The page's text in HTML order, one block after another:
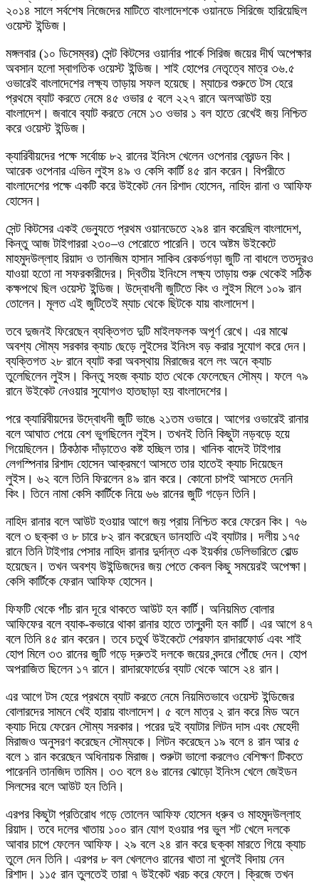
২০১৪ সালে সর্বশেষ নিজেদের মাটিতে বাংলাদেশকে ওয়ানডে সিরিজে হারিয়েছিল
ওয়েস্ট ইন্ডিজ।
মঙ্গলবার (১০ ডিসেম্বর) সেন্ট কিটসের ওয়ার্নার পার্কে সিরিজ জয়ের দীর্ঘ অপেক্ষার
অবসান হলো স্বাগতিক ওয়েস্ট ইন্ডিজ। শাই হোপের নেতৃত্বে মাত্র ৩৬.৫
ওভারেই বাংলাদেশের লক্ষ্য তাড়ায় সফল হয়েছে। ম্যাচের শুরুতে টস হেরে
প্রথমে ব্যাট করতে নেমে ৪৫ ওভার ৫ বলে ২২৭ রানে অলআউট হয়
বাংলাদেশ। জবাবে ব্যাট করতে নেমে ১৩ ওভার ১ বল হাতে রেখেই জয় নিশ্চিত
করে ওয়েস্ট ইন্ডিজ।
ক্যারিবীয়দের পক্ষে সর্বোচ্চ ৮২ রানের ইনিংস খেলেন ওপেনার ব্রেন্ডন কিং।
আরেক ওপেনার এভিন লুইস ৪৯ ও কেসি কার্টি ৪৫ রান করেন। বিপরীতে
বাংলাদেশের পক্ষে একটি করে উইকেট নেন রিশাদ হোসেন, নাহিদ রানা ও আফিফ
হোসেন।
সেন্ট কিটসের একই ভেন্যুতে প্রথম ওয়ানডেতে ২৯৪ রান করেছিল বাংলাদেশ,
কিন্তু আজ টাইগাররা ২৩০–ও পেরোতে পারেনি। তবে অষ্টম উইকেটে
মাহমুদউল্লাহ রিয়াদ ও তানজিম হাসান সাকিব রেকর্ডগড়া জুটি না বাধলে ততদূরও
যাওয়া হতো না সফরকারীদের। দ্বিতীয় ইনিংসে লক্ষ্য তাড়ায় শুরু থেকেই সঠিক
কক্ষপথে ছিল ওয়েস্ট ইন্ডিজ। উদ্বোধনী জুটিতে কিং ও লুইস মিলে ১০৯ রান
তোলেন। মূলত এই জুটিতেই ম্যাচ থেকে ছিটকে যায় বাংলাদেশ।
তবে দুজনই ফিরেছেন ব্যক্তিগত দুটি মাইলফলক অপূর্ণ রেখে। এর মাঝে
অবশ্য সৌম্য সরকার ক্যাচ ছেড়ে লুইসের ইনিংস বড় করার সুযোগ করে দেন।
ব্যক্তিগত ২৮ রানে ব্যাট করা অবস্থায় মিরাজের বলে লং অনে ক্যাচ
তুলেছিলেন লুইস। কিন্তু সহজ ক্যাচ হাত থেকে ফেলেছেন সৌম্য। ফলে ৭৯
রানে উইকেট নেওয়ার সুযোগও হাতছাড়া হয় বাংলাদেশের।
পরে ক্যারিবীয়দের উদ্বোধনী জুটি ভাঙে ২১তম ওভারে। আগের ওভারেই রানার
বলে আঘাত পেয়ে বেশ ভুগছিলেন লুইস। তখনই তিনি কিছুটা নড়বড়ে হয়ে
গিয়েছিলেন। ঠিকঠাক দাঁড়াতেও কষ্ট হচ্ছিল তার। খানিক বাদেই টাইগার
লেগস্পিনার রিশাদ হোসেন আক্রমণে আসতে তার হাতেই ক্যাচ দিয়েছেন
লুইস। ৬২ বলে তিনি ফিরলেন ৪৯ রান করে। কোনো চাপই আসতে দেননি
কিং। তিনে নামা কেসি কার্টিকে নিয়ে ৬৬ রানের জুটি গড়েন তিনি।
নাহিদ রানার বলে আউট হওয়ার আগে জয় প্রায় নিশ্চিত করে ফেরেন কিং। ৭৬
বলে ৩ ছক্কা ও ৮ চারে ৮২ রান করেছেন ডানহাতি এই ব্যাটার। দলীয় ১৭৫
রানে তিনি টাইগার পেসার নাহিদ রানার দুর্দান্ত এক ইয়র্কার ডেলিভারিতে বোল্ড
হয়েছেন। তখন অবশ্য উইন্ডিজদের জয় পেতে কেবল কিছু সময়েরই অপেক্ষা।
কেসি কার্টিকে ফেরান আফিফ হোসেন।
ফিফটি থেকে পাঁচ রান দূরে থাকতে আউট হন কার্টি। অনিয়মিত বোলার
আফিফের বলে ব্যাক-কভারে থাকা রানার হাতে তালুবন্দী হন কার্টি। এর আগে ৪৭
বলে তিনি ৪৫ রান করেন। তবে চতুর্থ উইকেটে শেরফান রাদারফোর্ড এবং শাই
হোপ মিলে ৩৩ রানের জুটি গড়ে দ্রুতই দলকে জয়ের বন্দরে পৌঁছে দেন। হোপ
অপরাজিত ছিলেন ১৭ রানে। রাদারফোর্ডের ব্যাট থেকে আসে ২৪ রান।
এর আগে টস হেরে প্রথমে ব্যাট করতে নেমে নিয়মিতভাবে ওয়েস্ট ইন্ডিজের
বোলারদের সামনে খেই হারায় বাংলাদেশ। ৫ বলে মাত্র ২ রান করে মিড অনে
ক্যাচ দিয়ে ফেরেন সৌম্য সরকার। পরের দুই ব্যাটার লিটন দাস এবং মেহেদী
মিরাজও অনুসরণ করেছেন সৌম্যকে। লিটন করেছেন ১৯ বলে ৪ রান আর ৫
বলে ১ রান করেছেন অধিনায়ক মিরাজ। শুরুটা ভালো করলেও বেশিক্ষণ টিকতে
পারেননি তানজিদ তামিম। ৩৩ বলে ৪৬ রানের ঝোড়ো ইনিংস খেলে জেইডন
সিলসের বলে আউট হন তিনি।
এরপর কিছুটা প্রতিরোধ গড়ে তোলেন আফিফ হোসেন ধ্রুব ও মাহমুদউল্লাহ
রিয়াদ। তবে দলের খাতায় ১০০ রান যোগ হওয়ার পর ভুল শট খেলে দলকে
আবার চাপে ফেলেন আফিফ। ২৯ বলে ২৪ রান করে ছক্কা মারতে গিয়ে ক্যাচ
তুলে দেন তিনি। এরপর ৮ বল খেললেও রানের খাতা না খুলেই বিদায় নেন
রিশাদ। ১১৫ রান তুলতেই তারা ৭ উইকেট খরচ করে ফেলে। ক্রিজে তখন